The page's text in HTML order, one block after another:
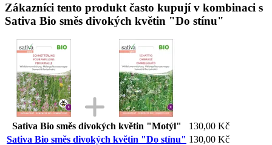
Zákazníci tento produkt často kupují v kombinaci s
Sativa Bio směs divokých květin "Do stínu"
Sativa Bio směs divokých květin "Motýl"
130,00 Kč
Sativa Bio směs divokých květin "Do stínu" 130,00 Kč